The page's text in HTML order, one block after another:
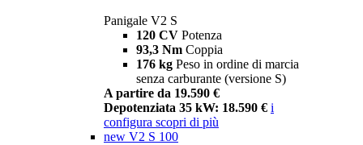
Panigale V2 S
120 CV Potenza
93,3 Nm Coppia
176 kg Peso in ordine di marcia
senza carburante (versione S)
A partire da 19.590 €
Depotenziata 35 kW: 18.590 € i
configura scopri di più
new V2 S 100